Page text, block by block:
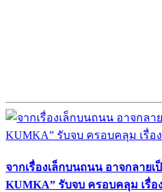
จากเรื่องเล็กบนถนน อาจกลาย
KUMKA” รับจบ ครอบคลุม เรื่